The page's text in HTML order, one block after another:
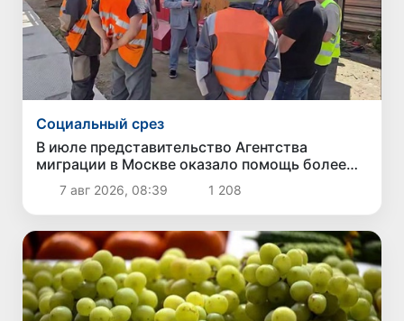
Социальный срез
В июле представительство Агентства
миграции в Москве оказало помощь более
1,8 тысячам граждан Узбекистана
7 авг 2026, 08:39 1 208